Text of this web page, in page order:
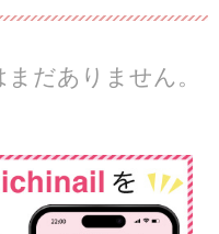
だありません。